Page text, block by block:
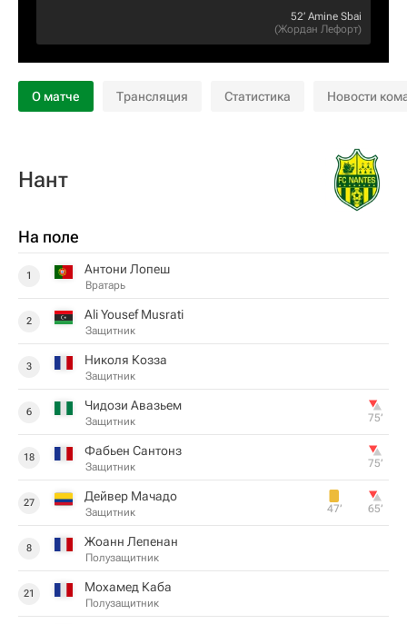
52‎’‎ Amine Sbai
(Жордан Лефорт)
О матче Трансляция Статистика Новости
Нант
На поле
1 Антони Лопеш
Вратарь
2 Ali Yousef Musrati
Защитник
3 Николя Козза
Защитник
6 Чидози Авазьем
Защитник 75‎’‎
18 Фабьен Сантонз
Защитник 75‎’‎
27 Дейвер Мачадо
Защитник 47‎’‎ 65‎’‎
8 Жоанн Лепенан
Полузащитник
21 Мохамед Каба
Полузащитник